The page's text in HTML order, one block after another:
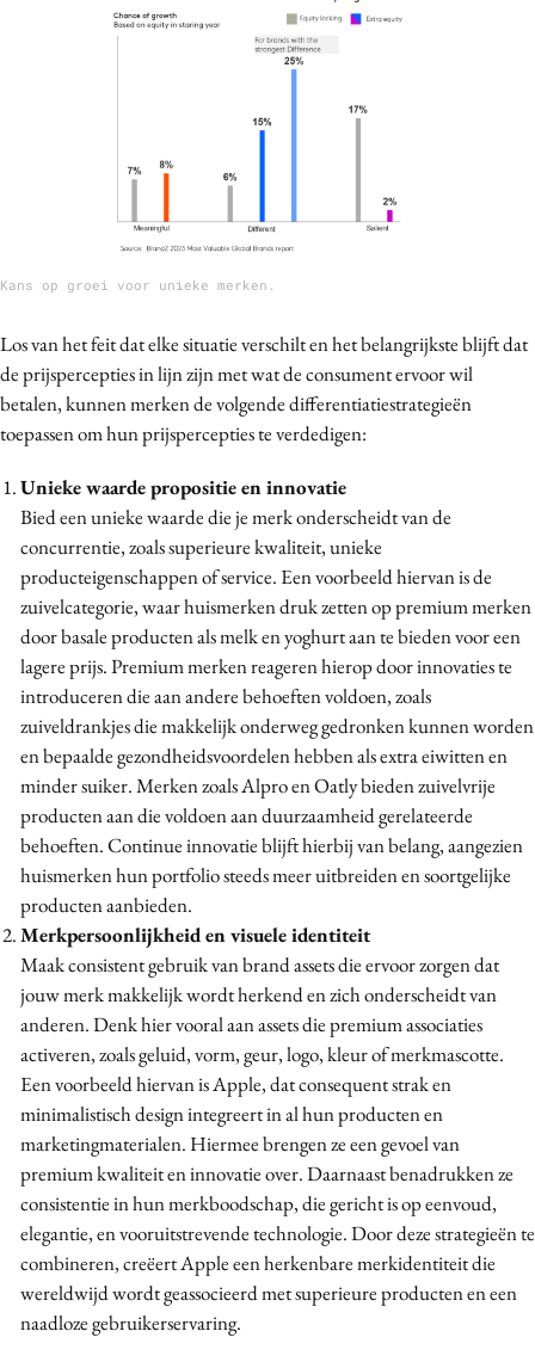
Kans op groei voor unieke merken.
Los van het feit dat elke situatie verschilt en het belangrijkste blijft dat
de prijspercepties in lijn zijn met wat de consument ervoor wil
betalen, kunnen merken de volgende differentiatiestrategieën
toepassen om hun prijspercepties te verdedigen:
Unieke waarde propositie en innovatie
Bied een unieke waarde die je merk onderscheidt van de
concurrentie, zoals superieure kwaliteit, unieke
producteigenschappen of service. Een voorbeeld hiervan is de
zuivelcategorie, waar huismerken druk zetten op premium merken
door basale producten als melk en yoghurt aan te bieden voor een
lagere prijs. Premium merken reageren hierop door innovaties te
introduceren die aan andere behoeften voldoen, zoals
zuiveldrankjes die makkelijk onderweg gedronken kunnen worden
en bepaalde gezondheidsvoordelen hebben als extra eiwitten en
minder suiker. Merken zoals Alpro en Oatly bieden zuivelvrije
producten aan die voldoen aan duurzaamheid gerelateerde
behoeften. Continue innovatie blijft hierbij van belang, aangezien
huismerken hun portfolio steeds meer uitbreiden en soortgelijke
producten aanbieden.
Merkpersoonlijkheid en visuele identiteit
Maak consistent gebruik van brand assets die ervoor zorgen dat
jouw merk makkelijk wordt herkend en zich onderscheidt van
anderen. Denk hier vooral aan assets die premium associaties
activeren, zoals geluid, vorm, geur, logo, kleur of merkmascotte.
Een voorbeeld hiervan is Apple, dat consequent strak en
minimalistisch design integreert in al hun producten en
marketingmaterialen. Hiermee brengen ze een gevoel van
premium kwaliteit en innovatie over. Daarnaast benadrukken ze
consistentie in hun merkboodschap, die gericht is op eenvoud,
elegantie, en vooruitstrevende technologie. Door deze strategieën te
combineren, creëert Apple een herkenbare merkidentiteit die
wereldwijd wordt geassocieerd met superieure producten en een
naadloze gebruikerservaring.